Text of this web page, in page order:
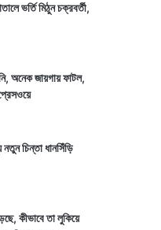
ভর্তি মিঠুন চক্রবর্তী,
অনেক জায়গায় ফাটল,
চিন্তা ধানসিঁড়ি
কীভাবে তা লুকিয়ে